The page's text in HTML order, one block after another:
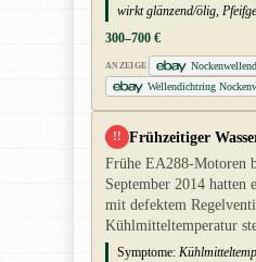
wirkt glänzend/ölig,
300–700 €
ANZEIGE
Wellendichtring
!! Frühzeitiger
Frühe EA288-Motoren
September 2014 hatten
mit defektem
Kühlmitteltemperatur
Symptome: